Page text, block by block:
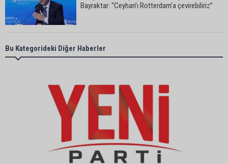
Bayraktar: “Ceyhan’ı Rotterdam’a çevirebiliriz”
Başkan Ali Bedrettin Karataş’tan sahiller için
duyarlılık çağrısı
MHP Adana İl Başkanı Hakan Yıldırım:
“Liderimize dil uzatmak sizin haddinize değildir”
Adanalı 13 yaşındaki Ela Nur şelalede hayatını
kaybetti
Bu Kategorideki Diğer Haberler